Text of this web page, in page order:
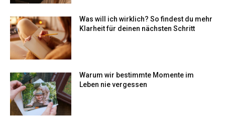
Was will ich wirklich? So findest du mehr
Klarheit für deinen nächsten Schritt
Warum wir bestimmte Momente im
Leben nie vergessen